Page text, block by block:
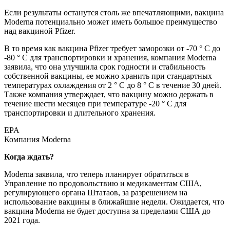
Если результаты останутся столь же впечатляющими, вакцина
Moderna потенциально может иметь большое преимущество
над вакциной Pfizer.
В то время как вакцина Pfizer требует заморозки от -70 ° C до
-80 ° C для транспортировки и хранения, компания Moderna
заявила, что она улучшила срок годности и стабильность
собственной вакцины, ее можно хранить при стандартных
температурах охлаждения от 2 ° C до 8 ° C в течение 30 дней.
Также компания утверждает, что вакцину можно держать в
течение шести месяцев при температуре -20 ° C для
транспортировки и длительного хранения.
EPA
Компания Moderna
Когда ждать?
Moderna заявила, что теперь планирует обратиться в
Управление по продовольствию и медикаментам США,
регулирующего органа Штатаов, за разрешением на
использование вакцины в ближайшие недели. Ожидается, что
вакцина Moderna не будет доступна за пределами США до
2021 года.